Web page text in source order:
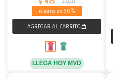
$ 830
50
LLEGA HOY MVD